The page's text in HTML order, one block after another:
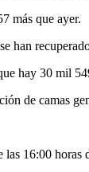
más que ayer.
han
30 mil
de camas
16:00